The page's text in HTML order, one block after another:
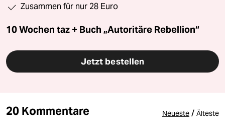
Zusammen für nur 28 Euro
10 Wochen taz + Buch „Autoritäre Rebellion“
Jetzt bestellen
20 Kommentare Neueste / Älteste